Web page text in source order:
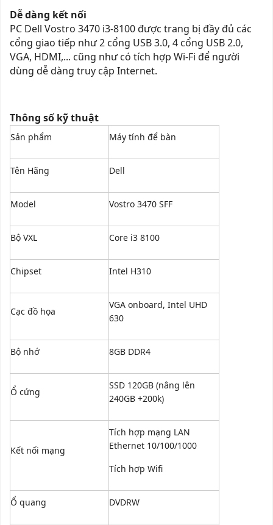
Dễ dàng kết nối
PC Dell Vostro 3470 i3-8100 được trang bị đầy đủ các
cổng giao tiếp như 2 cổng USB 3.0, 4 cổng USB 2.0,
VGA, HDMI,... cũng như có tích hợp Wi-Fi để người
dùng dễ dàng truy cập Internet.
Thông số kỹ thuật
Sản phẩm Máy tính để bàn
Tên Hãng Dell
Model Vostro 3470 SFF
Bộ VXL Core i3 8100
Chipset Intel H310
Cạc đồ họa
VGA onboard, Intel UHD
630
Bộ nhớ 8GB DDR4
Ổ cứng
SSD 120GB (nâng lên
240GB +200k)
Kết nối mạng
Tích hợp mạng LAN
Ethernet 10/100/1000
Tích hợp Wifi
Ổ quang DVDRW